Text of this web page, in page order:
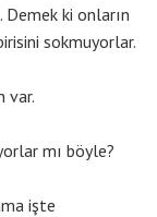
ki onların
sokmuyorlar.
var.
mı böyle?
işte